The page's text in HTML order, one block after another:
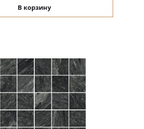
В корзину